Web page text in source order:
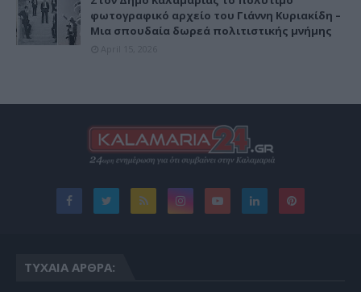
φωτογραφικό αρχείο του Γιάννη Κυριακίδη –
Μια σπουδαία δωρεά πολιτιστικής μνήμης
ΤΥΧΑΊΑ ΆΡΘΡΑ: